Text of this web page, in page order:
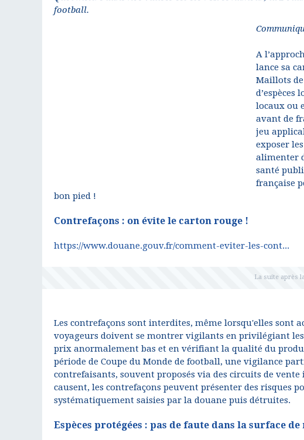
football.
A
lance sa
Maillots
d’espèces
locaux ou
avant de
jeu
exposer
alimenter
santé
française
bon pied !
Contrefaçons : on évite le carton rouge !
https://www.douane.gouv.fr/comment-eviter-les-cont...
Les contrefaçons sont interdites, même lorsqu'elles sont
voyageurs doivent se montrer vigilants en privilégiant
prix anormalement bas et en vérifiant la qualité du
période de Coupe du Monde de football, une vigilance
contrefaisants, souvent proposés via des circuits de
causent, les contrefaçons peuvent présenter des risques
systématiquement saisies par la douane puis détruites.
Espèces protégées : pas de faute dans la surface